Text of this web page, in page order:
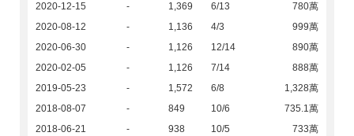
2020-12-15
- 1,369 6/13
780萬
2020-08-12
- 1,136 4/3
999萬
2020-06-30
- 1,126 12/14
890萬
2020-02-05
- 1,126 7/14
888萬
2019-05-23
- 1,572 6/8
1,328萬
2018-08-07
- 849 10/6
735.1萬
2018-06-21
- 938 10/5
733萬